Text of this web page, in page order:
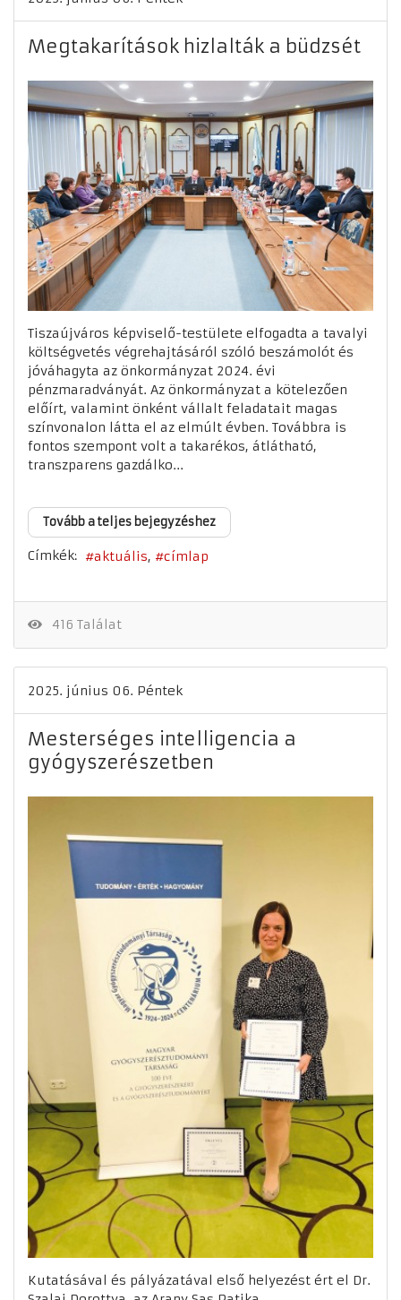
Megtakarítások hizlalták a büdzsét
Tiszaújváros képviselő-testülete elfogadta a tavalyi
költségvetés végrehajtásáról szóló beszámolót és
jóváhagyta az önkormányzat 2024. évi
pénzmaradványát. Az önkormányzat a kötelezően
előírt, valamint önként vállalt feladatait magas
színvonalon látta el az elmúlt évben. Továbbra is
fontos szempont volt a takarékos, átlátható,
transzparens gazdálko...
Tovább a teljes bejegyzéshez
Címkék: aktuális címlap
416 Találat
2025. június 06. Péntek
Mesterséges intelligencia a
gyógyszerészetben
Kutatásával és pályázatával első helyezést ért el Dr.